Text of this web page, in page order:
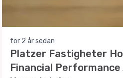
för 2 år sedan
Platzer Fastigheter
Financial Performance